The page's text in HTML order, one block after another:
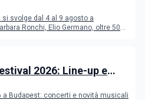
svolge dal 4 al 9 agosto a
Ronchi, Elio Germano, oltre 50
2026: Line-up e
a Budapest: concerti e novità musicali